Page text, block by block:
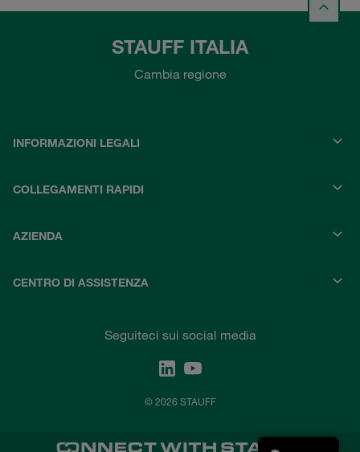
STAUFF ITALIA
Cambia regione
INFORMAZIONI LEGALI
COLLEGAMENTI RAPIDI
AZIENDA
CENTRO DI ASSISTENZA
Seguiteci sui social media
© 2026 STAUFF